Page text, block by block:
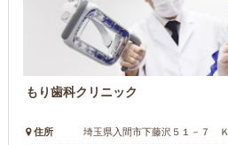
もり歯科クリニック
住所 埼玉県入間市下藤沢５１－７